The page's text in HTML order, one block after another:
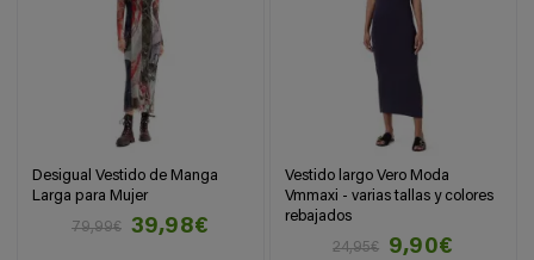
Desigual Vestido de Manga
Larga para Mujer
79,99€
39,98€
Vestido largo Vero Moda
Vmmaxi - varias tallas y colores
rebajados
24,95€
9,90€